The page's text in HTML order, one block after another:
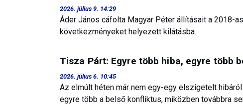
2026. július 9. 14:29
Áder János cáfolta Magyar Péter állításait a 2018-
következményeket helyezett kilátásba.
Tisza Párt: Egyre több hiba, egyre több
2026. július 6. 10:45
Az elmúlt héten már nem egy-egy elszigetelt
egyre több a belső konfliktus, miközben továbbra